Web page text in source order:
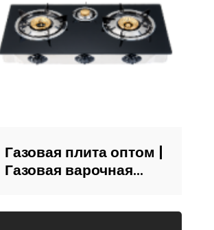
Газовая плита оптом |
Газовая варочная